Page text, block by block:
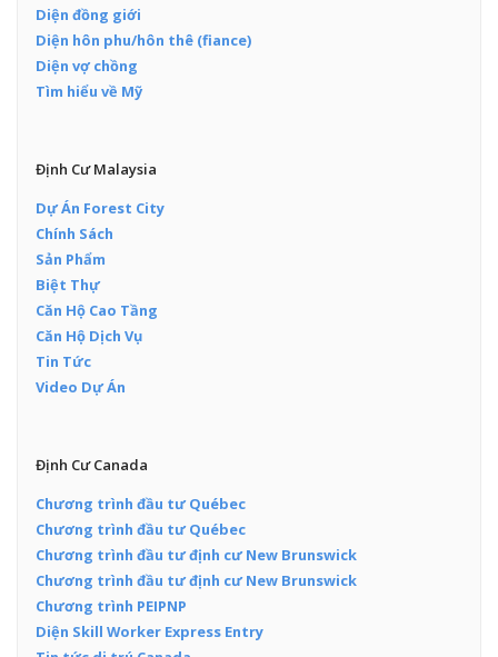
Diện đồng giới
Diện hôn phu/hôn thê (fiance)
Diện vợ chồng
Tìm hiểu về Mỹ
Định Cư Malaysia
Dự Án Forest City
Chính Sách
Sản Phẩm
Biệt Thự
Căn Hộ Cao Tầng
Căn Hộ Dịch Vụ
Tin Tức
Video Dự Án
Định Cư Canada
Chương trình đầu tư Québec
Chương trình đầu tư Québec
Chương trình đầu tư định cư New Brunswick
Chương trình đầu tư định cư New Brunswick
Chương trình PEIPNP
Diện Skill Worker Express Entry